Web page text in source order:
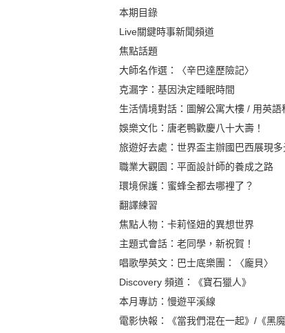
本期目錄
Live關鍵時事新聞頻道
焦點話題
大師名作選：〈辛巴達歷險記〉
克漏字：基因決定睡眠時間
生活情境對話：圖解公寓大樓 / 用英語
娛樂文化：唐老鴨歡慶八十大壽！
旅遊好去處：世界盃主辦國巴西展現
職業大觀園：平面設計師的養成之路
環境保護：蜜蜂全都去哪裡了？
翻譯練習
焦點人物：卡莉怪妞的異想世界
主題式會話：老同學，新祝賀！
唱歌學英文：巴士底樂團：〈龐貝〉
Discovery 頻道：《寶石獵人》
本月專訪：慢遊平溪線
電影快報：《當我們混在一起》/《黑